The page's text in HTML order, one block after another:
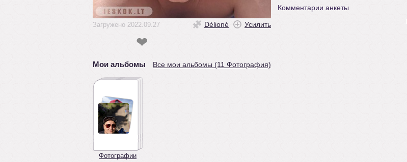
Загружено 2022.09.27 Dėlionė Усилить
❤
Мои альбомы Все мои альбомы (11 Фотография)
Фотографии
Комментарии анкеты